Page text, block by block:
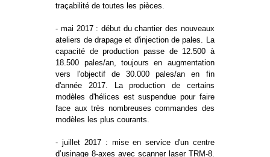
traçabilité de toutes les pièces.
- mai 2017 : début du chantier des nouveaux
ateliers de drapage et d'injection de pales. La
capacité de production passe de 12.500 à
18.500 pales/an, toujours en augmentation
vers l'objectif de 30.000 pales/an en fin
d'année 2017. La production de certains
modèles d'hélices est suspendue pour faire
face aux très nombreuses commandes des
modèles les plus courants.
- juillet 2017 : mise en service d'un centre
d’usinage 8-axes avec scanner laser TRM-8.